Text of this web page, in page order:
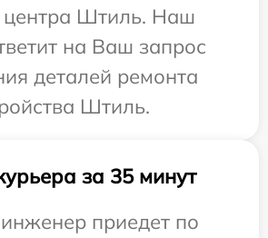
центра Штиль. Наш
на Ваш запрос
деталей ремонта
Штиль.
за 35 минут
приедет по